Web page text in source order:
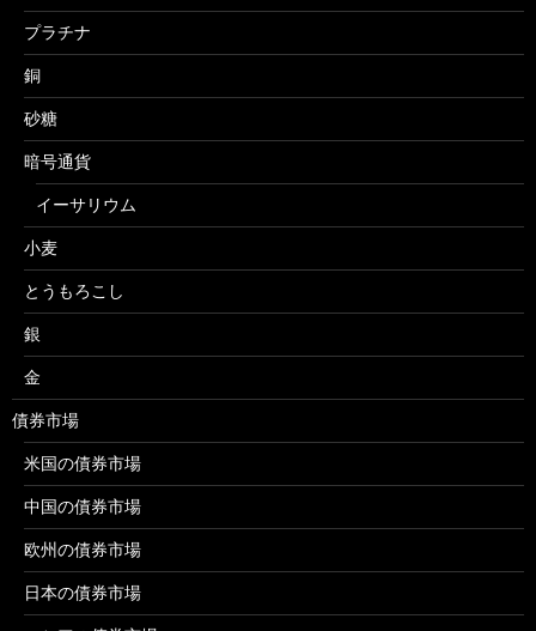
プラチナ
銅
砂糖
暗号通貨
イーサリウム
小麦
とうもろこし
銀
金
債券市場
米国の債券市場
中国の債券市場
欧州の債券市場
日本の債券市場